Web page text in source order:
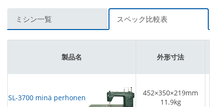
ミシン一覧 スペック比較表
製品名 外形寸法
SL-3700 minä perhonen
452×350×219mm
11.9kg